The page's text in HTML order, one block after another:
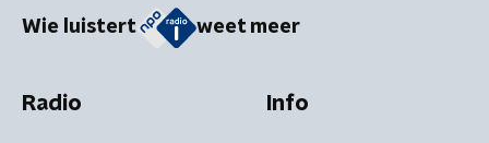
Wie luistert weet meer
Radio Info